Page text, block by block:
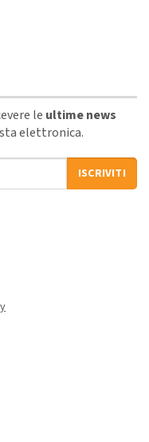
le ultime news
elettronica.
ISCRIVITI